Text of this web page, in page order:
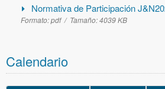
Normativa de Participación
Formato:pdf / Tamaño:4039 KB
Calendario